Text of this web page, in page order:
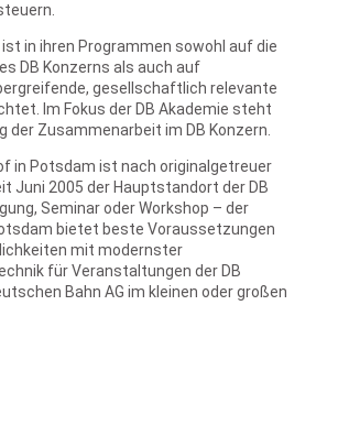
ist in ihren Programmen sowohl auf die
DB Konzerns als auch auf
gesellschaftlich relevante
Im Fokus der DB Akademie steht
der Zusammenarbeit im DB Konzern.
in Potsdam ist nach originalgetreuer
Juni 2005 der Hauptstandort der DB
Seminar oder Workshop – der
bietet beste Voraussetzungen
mit modernster
für Veranstaltungen der DB
Bahn AG im kleinen oder großen